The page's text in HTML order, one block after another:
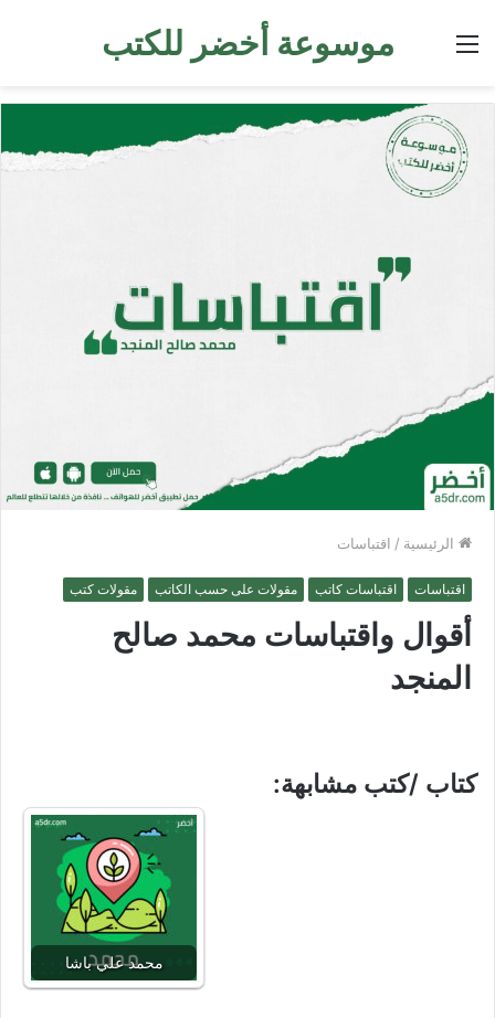
موسوعة أخضر للكتب القائمة
الرئيسية / اقتباسات
اقتباسات اقتباسات كاتب مقولات على حسب الكاتب مقولات كتب
أقوال واقتباسات محمد صالح
المنجد
كتاب /كتب مشابهة:
محمد علي باشا